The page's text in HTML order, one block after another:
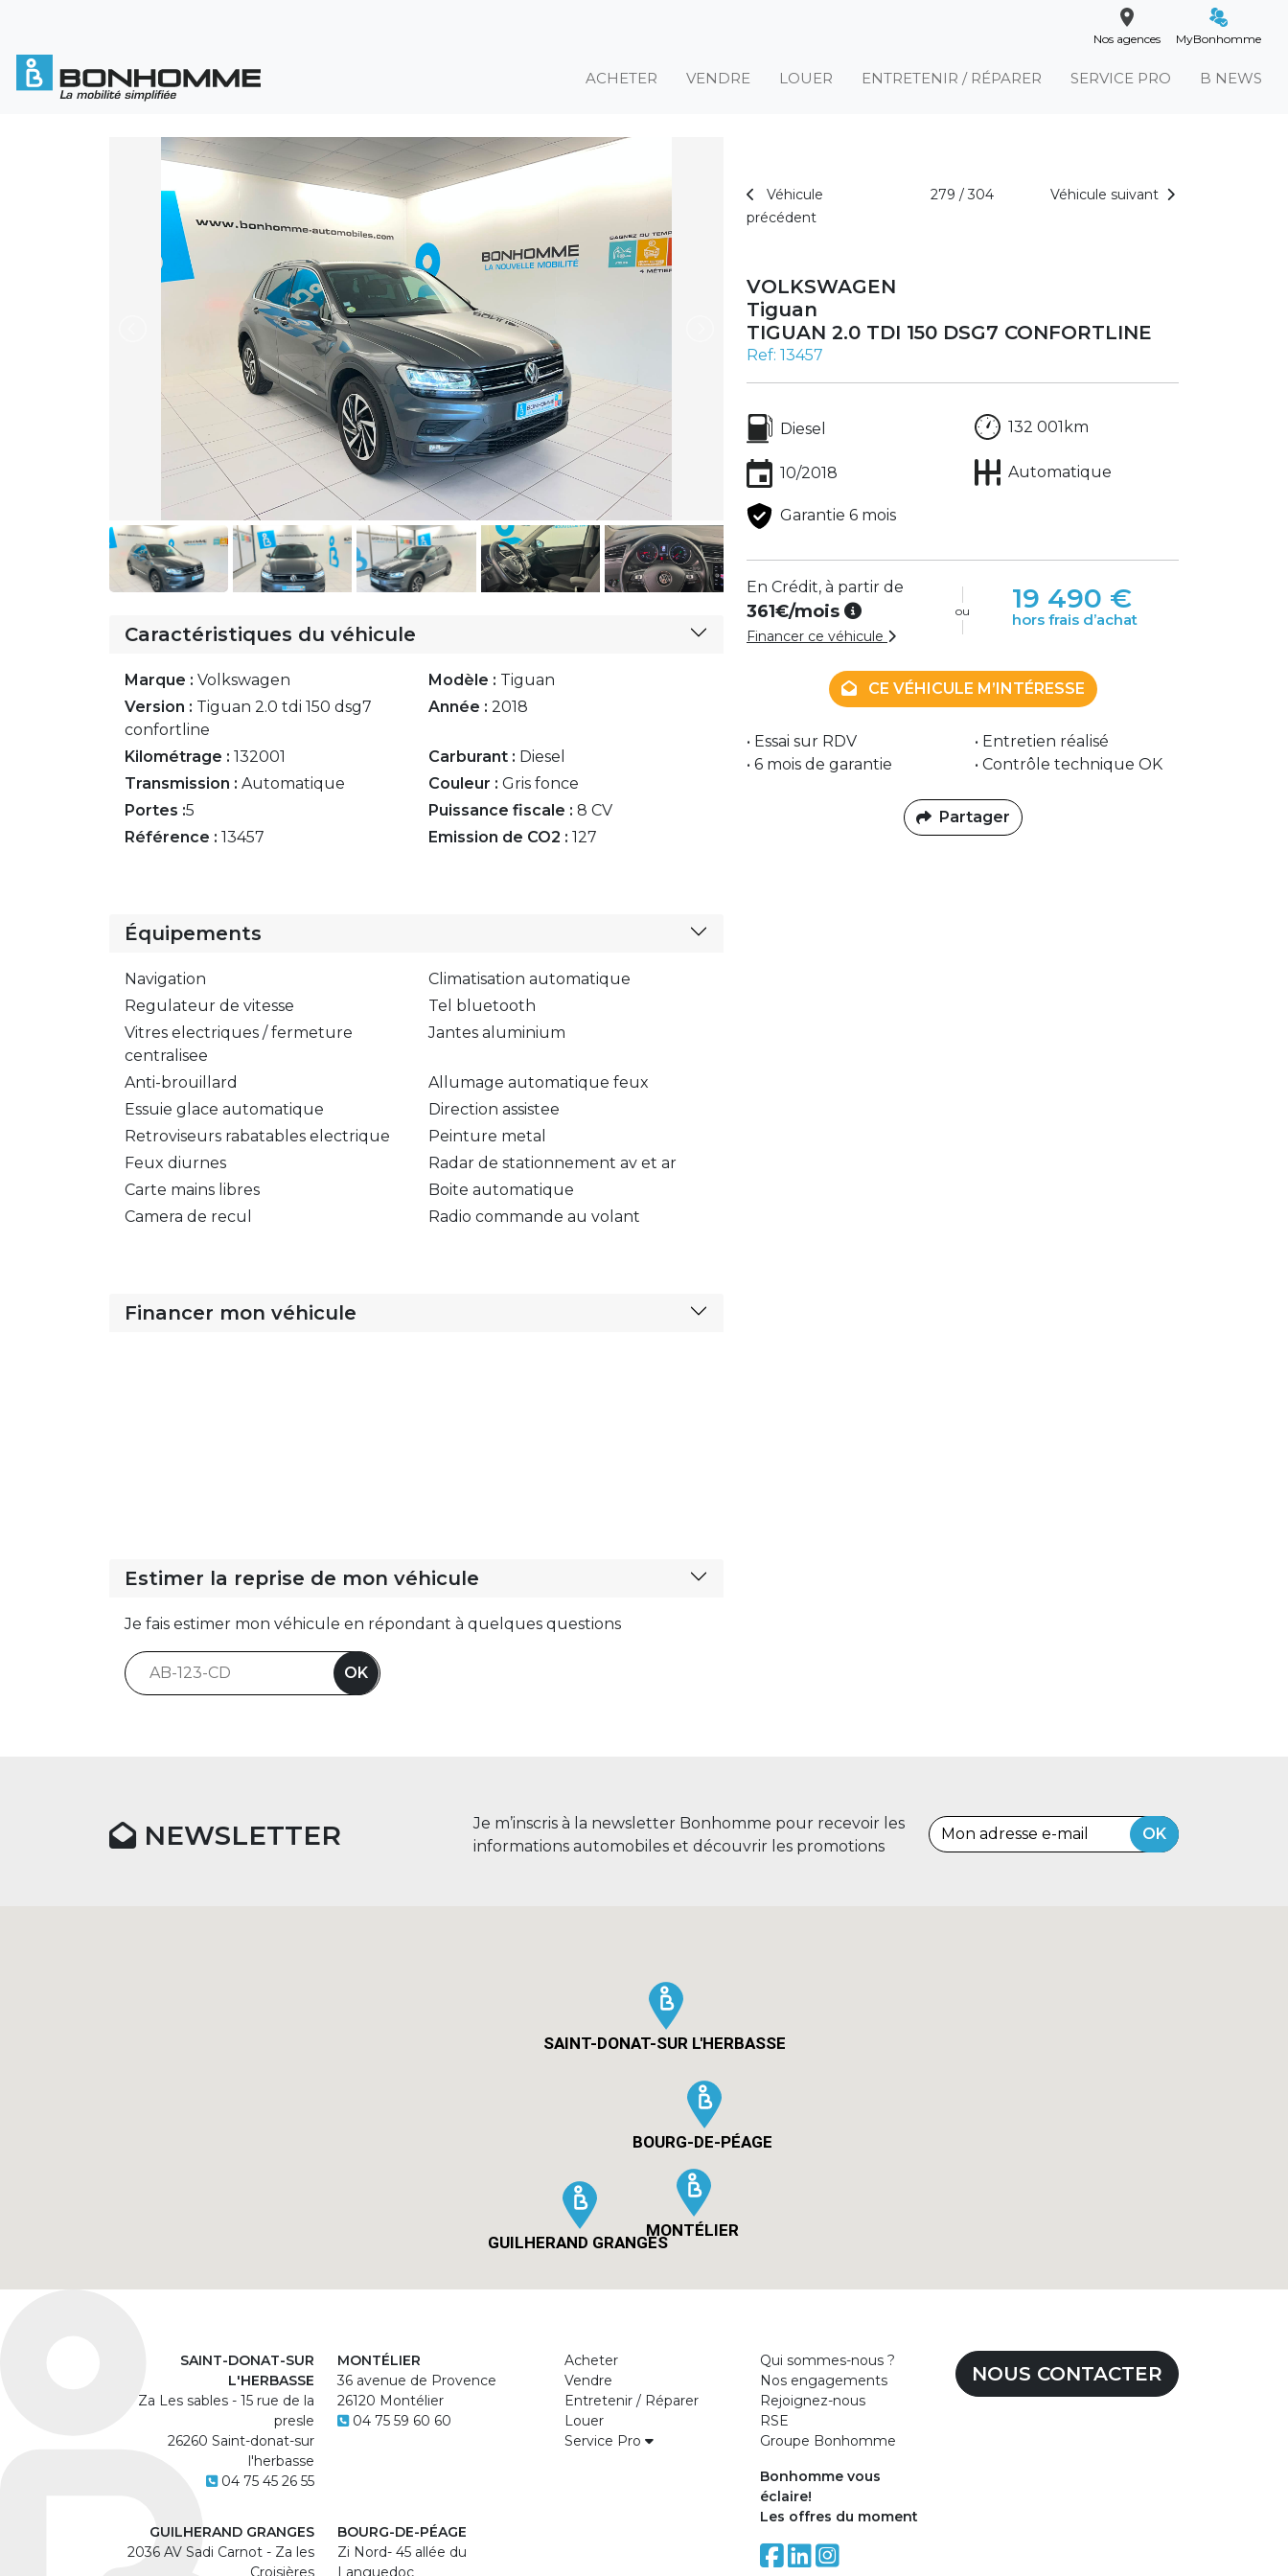
Nos agences MyBonhomme
ACHETER VENDRE LOUER ENTRETENIR / RÉPARER SERVICE PRO B NEWS
Caractéristiques du véhicule
Marque : Volkswagen Modèle : Tiguan
Version : Tiguan 2.0 tdi 150 dsg7
confortline
Année : 2018
Kilométrage : 132001 Carburant : Diesel
Transmission : Automatique Couleur : Gris fonce
Portes :5 Puissance fiscale : 8 CV
Référence : 13457 Emission de CO2 : 127
Équipements
Navigation
Climatisation automatique
Regulateur de vitesse
Tel bluetooth
Vitres electriques / fermeture
centralisee
Jantes aluminium
Anti-brouillard
Allumage automatique feux
Essuie glace automatique
Direction assistee
Retroviseurs rabatables electrique
Peinture metal
Feux diurnes
Radar de stationnement av et ar
Carte mains libres
Boite automatique
Camera de recul
Radio commande au volant
Financer mon véhicule
Estimer la reprise de mon véhicule
Je fais estimer mon véhicule en répondant à quelques questions
OK
Véhicule
précédent
279 / 304 Véhicule suivant
VOLKSWAGEN
Tiguan
TIGUAN 2.0 TDI 150 DSG7 CONFORTLINE
Ref: 13457
Diesel 132 001km
10/2018 Automatique
Garantie 6 mois
En Crédit, à partir de
361€/mois
Financer ce véhicule
ou 19 490 €
hors frais d’achat
CE VÉHICULE M’INTÉRESSE
• Essai sur RDV
• Entretien réalisé
• 6 mois de garantie
• Contrôle technique OK
Partager
NEWSLETTER
Je m’inscris à la newsletter Bonhomme pour recevoir les
informations automobiles et découvrir les promotions
OK
SAINT-DONAT-SUR L'HERBASSE
MONTÉLIER
GUILHERAND GRANGES
BOURG-DE-PÉAGE
SAINT-DONAT-SUR
L'HERBASSE
Za Les sables - 15 rue de la
presle
26260 Saint-donat-sur
l'herbasse
04 75 45 26 55
MONTÉLIER
36 avenue de Provence
26120 Montélier
04 75 59 60 60
GUILHERAND GRANGES
2036 AV Sadi Carnot - Za les
Croisières
BOURG-DE-PÉAGE
Zi Nord- 45 allée du
Languedoc
Acheter
Vendre
Entretenir / Réparer
Louer
Service Pro
Qui sommes-nous ?
Nos engagements
Rejoignez-nous
RSE
Groupe Bonhomme
Bonhomme vous
éclaire!
Les offres du moment
NOUS CONTACTER